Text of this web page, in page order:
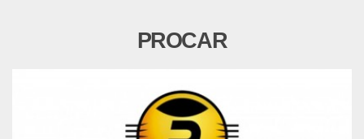
PROCAR